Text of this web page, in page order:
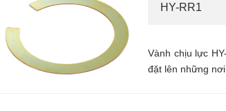
HY-RR1
Vành chịu lực
đặt lên những